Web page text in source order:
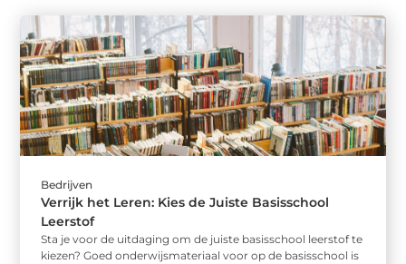
Bedrijven
Verrijk het Leren: Kies de Juiste Basisschool
Leerstof
Sta je voor de uitdaging om de juiste basisschool leerstof te
kiezen? Goed onderwijsmateriaal voor op de basisschool is